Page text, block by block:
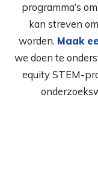
programma’s
kan streven
worden. Maak
we doen te
equity STEM-